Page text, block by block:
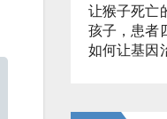
让猴子死亡
孩子，患者
如何让基因